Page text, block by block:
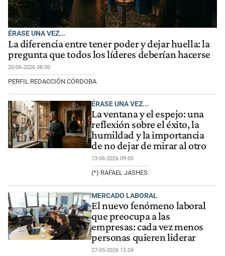
ÉRASE UNA VEZ...
La diferencia entre tener poder y dejar huella: la
pregunta que todos los líderes deberían hacerse
20-06-2026 08:00
PERFIL REDACCIÓN CÓRDOBA
ÉRASE UNA VEZ...
La ventana y el espejo: una
reflexión sobre el éxito, la
humildad y la importancia
de no dejar de mirar al otro
13-06-2026 09:00
(*) RAFAEL JASHES
MERCADO LABORAL
El nuevo fenómeno laboral
que preocupa a las
empresas: cada vez menos
personas quieren liderar
27-05-2026 15:04